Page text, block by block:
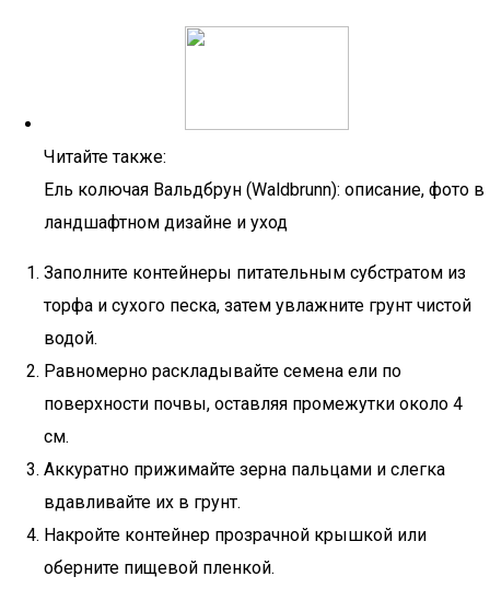
Читайте также:
Ель колючая Вальдбрун (Waldbrunn): описание, фото в
ландшафтном дизайне и уход
Заполните контейнеры питательным субстратом из
торфа и сухого песка, затем увлажните грунт чистой
водой.
Равномерно раскладывайте семена ели по
поверхности почвы, оставляя промежутки около 4
см.
Аккуратно прижимайте зерна пальцами и слегка
вдавливайте их в грунт.
Накройте контейнер прозрачной крышкой или
оберните пищевой пленкой.